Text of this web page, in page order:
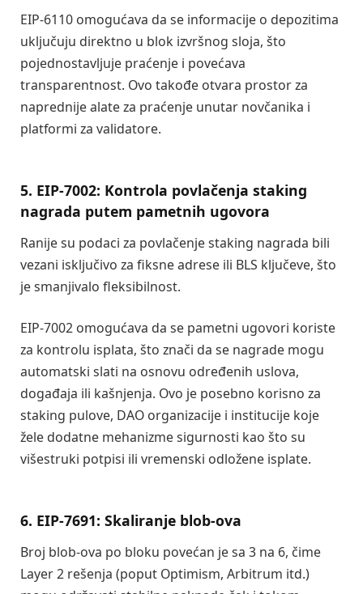
EIP-6110 omogućava da se informacije o depozitima
uključuju direktno u blok izvršnog sloja, što
pojednostavljuje praćenje i povećava
transparentnost. Ovo takođe otvara prostor za
naprednije alate za praćenje unutar novčanika i
platformi za validatore.
5. EIP-7002: Kontrola povlačenja staking
nagrada putem pametnih ugovora
Ranije su podaci za povlačenje staking nagrada bili
vezani isključivo za fiksne adrese ili BLS ključeve, što
je smanjivalo fleksibilnost.
EIP-7002 omogućava da se pametni ugovori koriste
za kontrolu isplata, što znači da se nagrade mogu
automatski slati na osnovu određenih uslova,
događaja ili kašnjenja. Ovo je posebno korisno za
staking pulove, DAO organizacije i institucije koje
žele dodatne mehanizme sigurnosti kao što su
višestruki potpisi ili vremenski odložene isplate.
6. EIP-7691: Skaliranje blob-ova
Broj blob-ova po bloku povećan je sa 3 na 6, čime
Layer 2 rešenja (poput Optimism, Arbitrum itd.)